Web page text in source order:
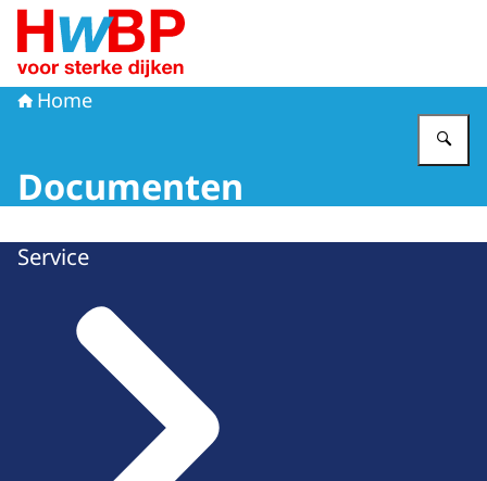
Naar de homepage van
Home
Documenten
Service